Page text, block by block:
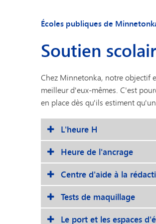
Écoles publiques de
Soutien
Chez Minnetonka, notre objectif
meilleur d'eux-mêmes. C'est
en place dès qu'ils estiment
L'heure H
Heure de l'ancrage
Centre d'aide à la
Tests de maquillage
Le port et les espaces